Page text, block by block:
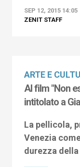
SEP 12, 2015 14:05
ZENIT STAFF
ARTE E
Al film "Non
intitolato a
La pellicola,
Venezia
durezza